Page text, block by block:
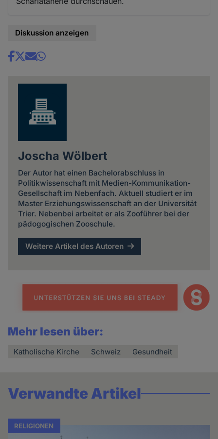
Diskussion anzeigen
Share
Joscha Wölbert
Der Autor hat einen Bachelorabschluss in
Politikwissenschaft mit Medien-Kommunikation-
Gesellschaft im Nebenfach. Aktuell studiert er im
Master Erziehungswissenschaft an der Universität
Trier. Nebenbei arbeitet er als Zooführer bei der
pädogogischen Zooschule.
Weitere Artikel des Autoren
Mehr lesen über:
Katholische Kirche Schweiz Gesundheit
Verwandte Artikel
RELIGIONEN